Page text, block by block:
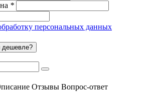
*
персональных данных
дешевле?
Отзывы Вопрос-ответ